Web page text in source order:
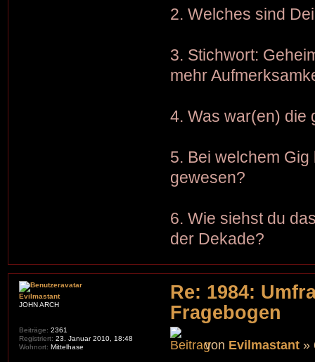
2. Welches sind
3. Stichwort:
mehr
4. Was war(en) die
5. Bei welchem
gewesen?
6. Wie siehst du
der Dekade?
Re: 1984:
Fragebogen
von Evilmastant »
Evilmastant
JOHN ARCH
Beiträge: 2361
Registriert: 23. Januar 2010, 18:48
Wohnort: Mittelhase